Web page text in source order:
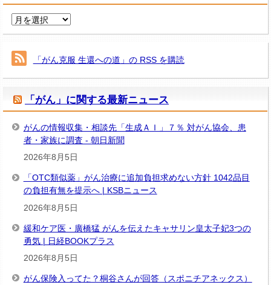
ー
ア
イ
ブ
「がん克服 生還への道」の RSS を購読
「がん」に関する最新ニュース
がんの情報収集・相談先「生成ＡＩ」７％ 対がん協会、患
者・家族に調査 - 朝日新聞
2026年8月5日
「OTC類似薬」がん治療に追加負担求めない方針 1042品目
の負担有無を提示へ | KSBニュース
2026年8月5日
緩和ケア医・廣橋猛 がんを伝えたキャサリン皇太子妃3つの
勇気 | 日経BOOKプラス
2026年8月5日
がん保険入ってた？桐谷さんが回答（スポニチアネックス）